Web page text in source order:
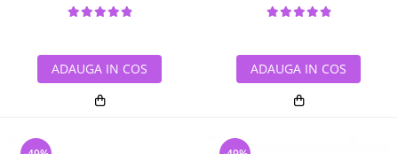
ADAUGA IN COS ADAUGA IN COS